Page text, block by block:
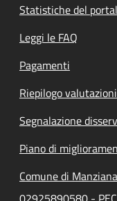
Statistiche del
Leggi le FAQ
Pagamenti
Riepilogo valutazioni
Segnalazione
Piano di
Comune di